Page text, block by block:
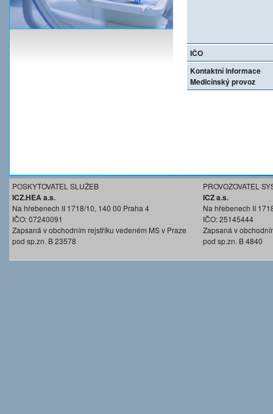
IČO
Kontaktní informace
Medicínský provoz
POSKYTOVATEL SLUŽEB
ICZ.HEA a.s.
Na hřebenech II 1718/10, 140 00 Praha 4
IČO: 07240091
Zapsaná v obchodním rejstříku vedeném MS v Praze
pod sp.zn. B 23578
PROVOZOVATEL
ICZ a.s.
Na hřebenech II
IČO: 25145444
Zapsaná v
pod sp.zn. B 4840